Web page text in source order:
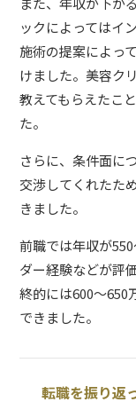
ックによってはイ
施術の提案によっ
けました。美容ク
教えてもらえたこ
た。
さらに、条件面に
交渉してくれたた
きました。
前職では年収が
ダー経験などが評
終的には600〜650
できました。
転職を振り返